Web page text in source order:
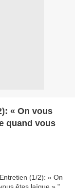
« On vous
quand vous